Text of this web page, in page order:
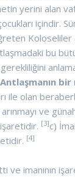
yerini alan
içindir.
Koloseliler
bu
ile olan
ve
işaretidir. [3]c)
[4]
ve imanının